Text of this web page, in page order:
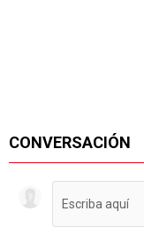
CONVERSACIÓN